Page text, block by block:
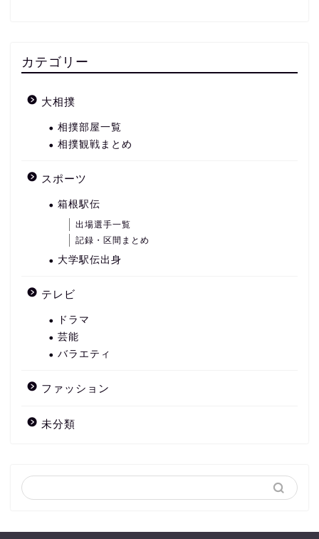
カテゴリー
大相撲
相撲部屋一覧
相撲観戦まとめ
スポーツ
箱根駅伝
出場選手一覧
記録・区間まとめ
大学駅伝出身
テレビ
ドラマ
芸能
バラエティ
ファッション
未分類